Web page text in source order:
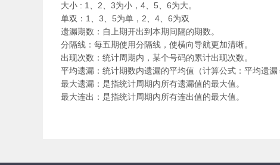
大小 : 1、2、3为小，4、5、6为大。
单双：1、3、5为单，2、4、6为双
遗漏期数：自上期开出到本期间隔的期数。
分隔线：每五期使用分隔线，使横向导航更加清晰。
出现次数：统计周期内，某个号码的累计出现次数。
平均遗漏：统计期数内遗漏的平均值（计算公式：平均遗
最大遗漏：是指统计周期内所有遗漏值的最大值。
最大连出：是指统计周期内所有连出值的最大值。